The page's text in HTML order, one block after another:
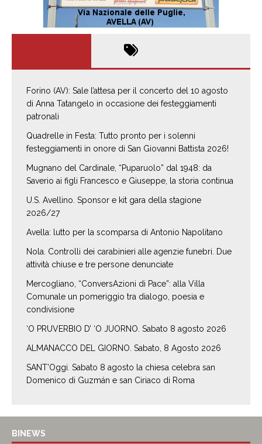
Forino (AV): Sale l’attesa per il concerto del 10 agosto
di Anna Tatangelo in occasione dei festeggiamenti
patronali
Quadrelle in Festa: Tutto pronto per i solenni
festeggiamenti in onore di San Giovanni Battista 2026!
Mugnano del Cardinale, “Puparuolo” dal 1948: da
Saverio ai figli Francesco e Giuseppe, la storia continua
U.S. Avellino. Sponsor e kit gara della stagione
2026/27
Avella: lutto per la scomparsa di Antonio Napolitano
Nola. Controlli dei carabinieri alle agenzie funebri. Due
attività chiuse e tre persone denunciate
Mercogliano, “ConversAzioni di Pace”: alla Villa
Comunale un pomeriggio tra dialogo, poesia e
condivisione
‘O PRUVERBIO D’ ‘O JUORNO. Sabato 8 agosto 2026
ALMANACCO DEL GIORNO. Sabato, 8 Agosto 2026
SANT’Oggi. Sabato 8 agosto la chiesa celebra san
Domenico di Guzmán e san Ciriaco di Roma
BINEWS